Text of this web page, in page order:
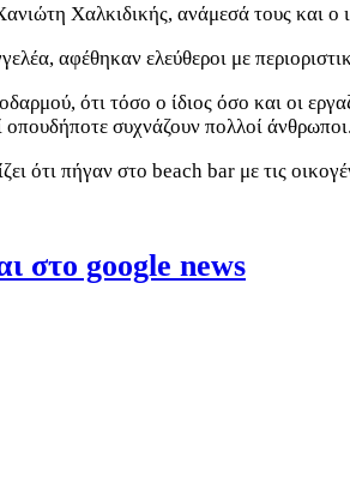
Χαλκιδικής, ανάμεσά τους και ο
αφέθηκαν ελεύθεροι με
ότι τόσο ο ίδιος όσο και οι
οπουδήποτε συχνάζουν πολλοί άνθρωποι.
ότι πήγαν στο beach bar με τις
στο google news